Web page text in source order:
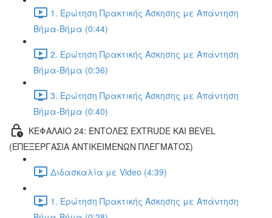
1. Ερώτηση Πρακτικής Άσκησης με Απάντηση
Βήμα-Βήμα (0:44)
2. Ερώτηση Πρακτικής Άσκησης με Απάντηση
Βήμα-Βήμα (0:36)
3. Ερώτηση Πρακτικής Άσκησης με Απάντηση
Βήμα-Βήμα (0:40)
ΚΕΦΑΛΑΙΟ 24: ΕΝΤΟΛΕΣ EXTRUDE ΚΑΙ BEVEL
(ΕΠΕΞΕΡΓΑΣΙΑ ΑΝΤΙΚΕΙΜΕΝΩΝ ΠΛΕΓΜΑΤΟΣ)
Διδασκαλία με Video (4:39)
1. Ερώτηση Πρακτικής Άσκησης με Απάντηση